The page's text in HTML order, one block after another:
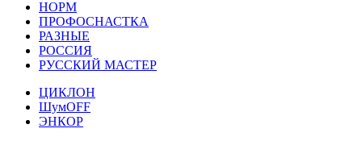
НОРМ
ПРОФОСНАСТКА
РАЗНЫЕ
РОССИЯ
РУССКИЙ МАСТЕР
ЦИКЛОН
ШумOFF
ЭНКОР